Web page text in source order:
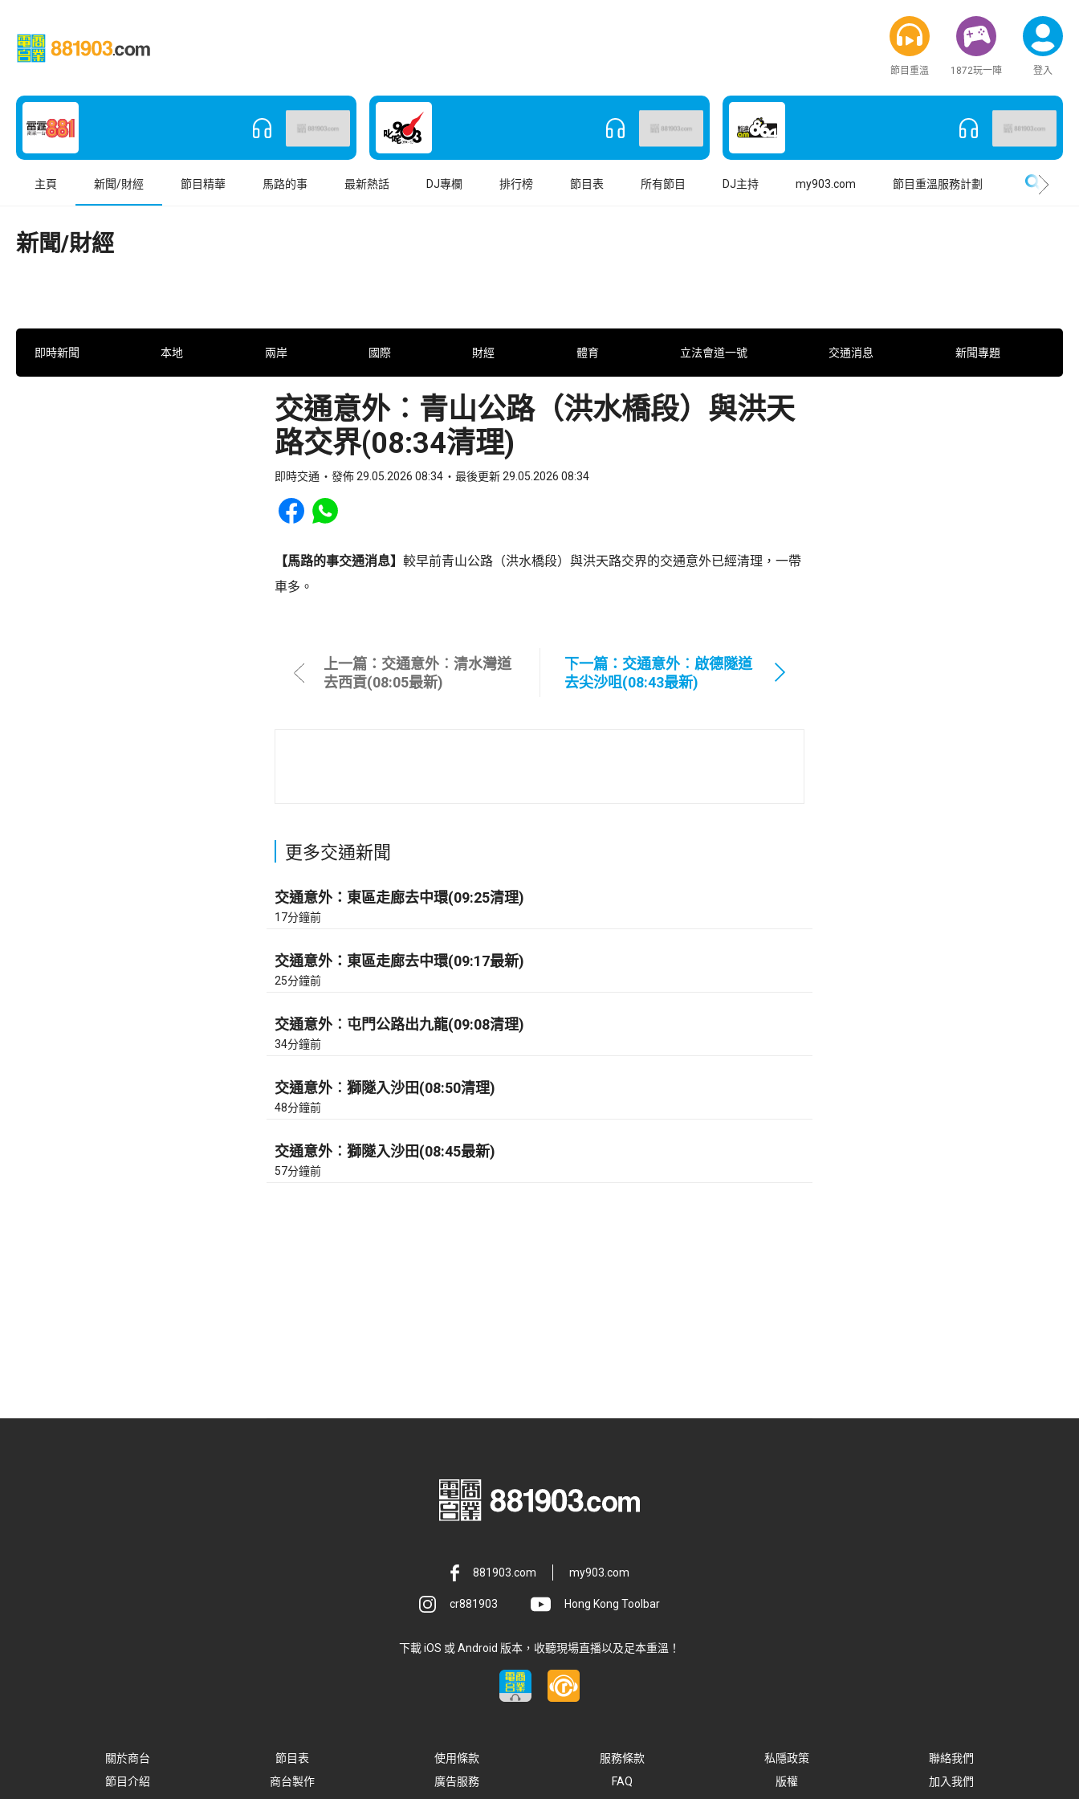
節目重溫 1872玩一陣 登入
主頁 新聞/財經 節目精華 馬路的事 最新熱話 DJ專欄 排行榜 節目表 所有節目 DJ主持 my903.com 節目重溫服務計劃
新聞/財經
即時新聞 本地 兩岸 國際 財經 體育 立法會道一號 交通消息 新聞專題
交通意外︰青山公路（洪水橋段）與洪天
路交界(08:34清理)
即時交通 發佈 29.05.2026 08:34 最後更新 29.05.2026 08:34
Share to Facebook
Share to WhatsApp
【馬路的事交通消息】 較早前青山公路（洪水橋段）與洪天路交界的交通意外已經清理，一帶
車多。
上一篇：交通意外︰清水灣道
去西貢(08:05最新)
下一篇：交通意外︰啟德隧道
去尖沙咀(08:43最新)
更多交通新聞
交通意外：東區走廊去中環(09:25清理)
17分鐘前
交通意外：東區走廊去中環(09:17最新)
25分鐘前
交通意外︰屯門公路出九龍(09:08清理)
34分鐘前
交通意外︰獅隧入沙田(08:50清理)
48分鐘前
交通意外︰獅隧入沙田(08:45最新)
57分鐘前
881903.com my903.com
cr881903 Hong Kong Toolbar
下載 iOS 或 Android 版本，收聽現場直播以及足本重溫！
關於商台 節目表 使用條款 服務條款 私隱政策
聯絡我們
節目介紹
商台製作 廣告服務 FAQ 版權 加入我們